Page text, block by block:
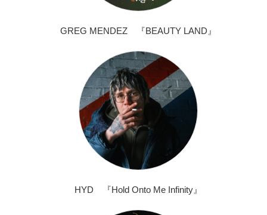
GREG MENDEZ 『BEAUTY LAND』
HYD 『Hold Onto Me Infinity』